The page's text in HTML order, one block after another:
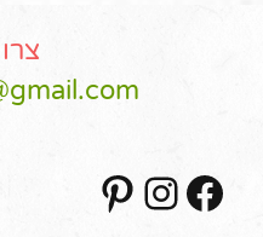
Facebook